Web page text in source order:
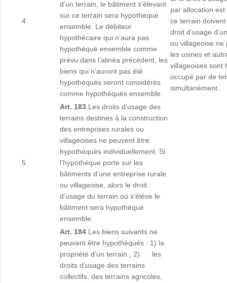
4
d’un terrain, le bâtiment s’élevant
sur ce terrain sera hypothéqué
ensemble. Le débiteur
hypothécaire qui n’aura pas
hypothéqué ensemble comme
prévu dans l’alinéa précédent, les
biens qui n’auront pas été
hypothéqués seront considérés
comme hypothéqués ensemble.
par allocation
ce terrain
droit d’usage
ou villageoise ne
les usines et
villageoises sont
occupé par de
simultanément.
5
Art. 183 Les droits d’usage des
terrains destinés à la construction
des entreprises rurales ou
villageoises ne peuvent être
hypothéqués individuellement. Si
l’hypothèque porte sur les
bâtiments d’une entreprise rurale
ou villageoise, alors le droit
d’usage du terrain où s’élève le
bâtiment sera hypothéqué
ensemble.
Art. 184 Les biens suivants ne
peuvent être hypothéqués : 1) la
propriété d’un terrain ; 2) les
droits d’usage des terrains
collectifs, des terrains agricoles,